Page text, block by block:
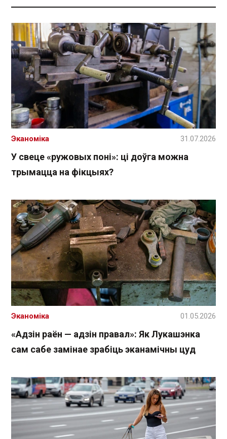
У свеце «ружовых поні»: ці доўга можна
трымацца на фікцыях?
Эканоміка 31.07.2026
«Адзін раён — адзін правал»: Як Лукашэнка
сам сабе замінае зрабіць эканамічны цуд
Эканоміка 01.05.2026